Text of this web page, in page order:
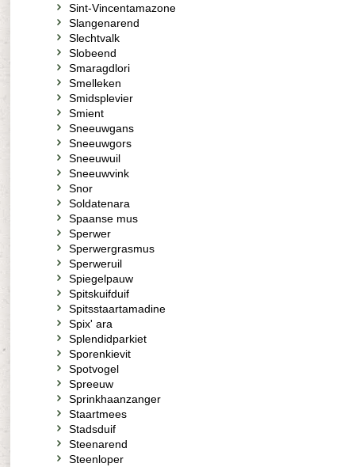
Sint-Vincentamazone
Slangenarend
Slechtvalk
Slobeend
Smaragdlori
Smelleken
Smidsplevier
Smient
Sneeuwgans
Sneeuwgors
Sneeuwuil
Sneeuwvink
Snor
Soldatenara
Spaanse mus
Sperwer
Sperwergrasmus
Sperweruil
Spiegelpauw
Spitskuifduif
Spitsstaartamadine
Spix' ara
Splendidparkiet
Sporenkievit
Spotvogel
Spreeuw
Sprinkhaanzanger
Staartmees
Stadsduif
Steenarend
Steenloper